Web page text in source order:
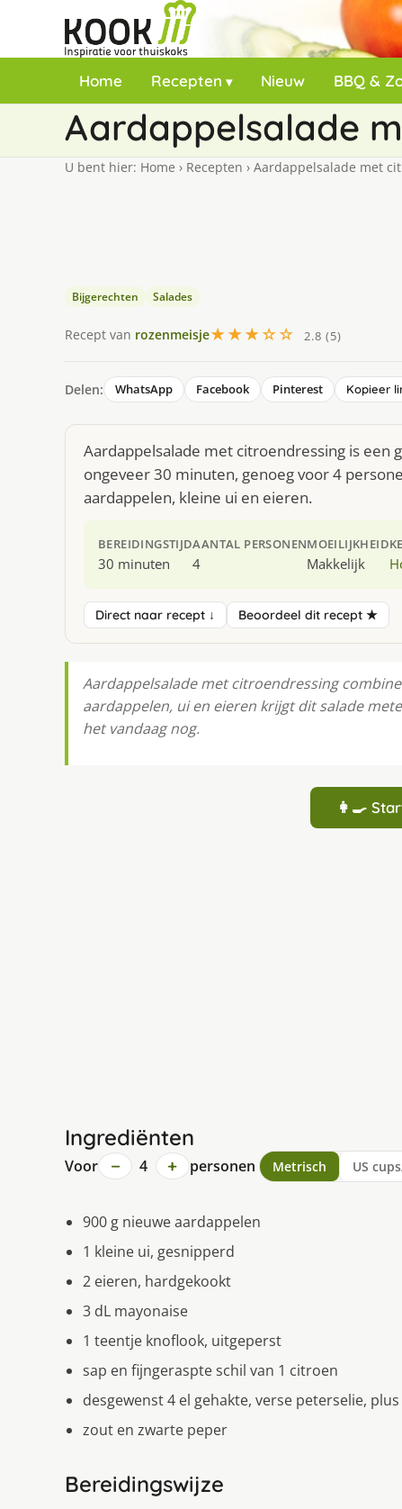
Home Recepten Nieuw BBQ &
Aardappelsalade
U bent hier: Home › Recepten › Aardappelsalade met
Bijgerechten Salades
Recept van rozenmeisje★★★☆☆ 2.8 (5)
Delen: WhatsApp Facebook Pinterest Kopieer
Aardappelsalade met citroendressing is een
ongeveer 30 minuten, genoeg voor 4
aardappelen, kleine ui en eieren.
BEREIDINGSTIJD
30 minuten
AANTAL PERSONEN
4
MOEILIJKHEID
Makkelijk
Direct naar recept ↓ Beoordeel dit recept ★
Aardappelsalade met citroendressing
aardappelen, ui en eieren krijgt dit salade
het vandaag nog.
👩‍🍳
Ingrediënten
Voor − 4 + personen Metrisch US
900 g nieuwe aardappelen
1 kleine ui, gesnipperd
2 eieren, hardgekookt
3 dL mayonaise
1 teentje knoflook, uitgeperst
sap en fijngeraspte schil van 1 citroen
desgewenst 4 el gehakte, verse peterselie,
zout en zwarte peper
Bereidingswijze